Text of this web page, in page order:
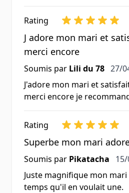
Rating
J adore mon mari et
merci encore
Soumis par Lili du 78 27
27/
J'adore mon mari et
merci encore je
Rating
Superbe mon mari
Soumis par Pikatacha 15
Juste magnifique mon
temps qu'il en voulait une.